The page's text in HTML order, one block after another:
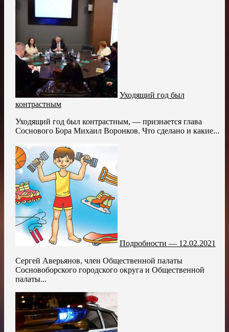
Уходящий год был
контрастным
Уходящий год был контрастным, — признается глава
Соснового Бора Михаил Воронков. Что сделано и какие...
Подробности — 12.02.2021
Сергей Аверьянов, член Общественной палаты
Сосновоборского городского округа и Общественной
палаты...